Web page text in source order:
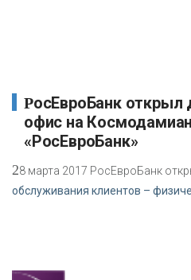
РосЕвроБанк открыл дополнительный
офис на
«РосЕвроБанк»
28 марта 2017 РосЕвроБанк
обслуживания клиентов –